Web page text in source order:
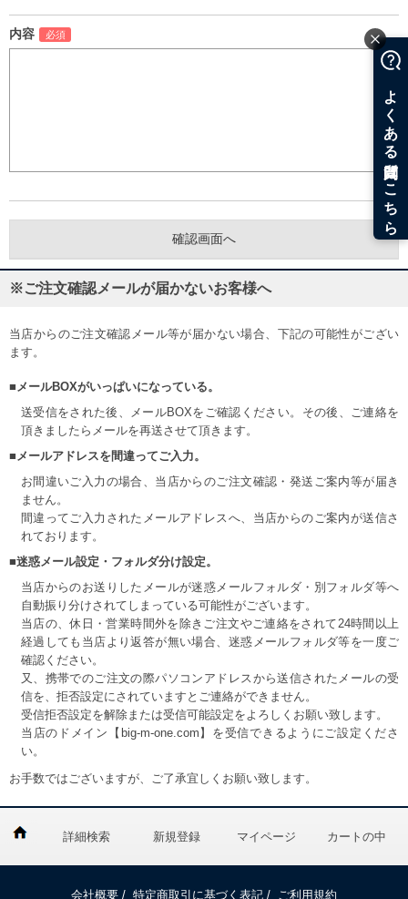
内容
※ご注文確認メールが届かないお客様へ
当店からのご注文確認メール等が届かない場合、下記の可能性がござい
ます。
■メールBOXがいっぱいになっている。
送受信をされた後、メールBOXをご確認ください。その後、ご連絡を
頂きましたらメールを再送させて頂きます。
■メールアドレスを間違ってご入力。
お間違いご入力の場合、当店からのご注文確認・発送ご案内等が届き
ません。
間違ってご入力されたメールアドレスへ、当店からのご案内が送信さ
れております。
■迷惑メール設定・フォルダ分け設定。
当店からのお送りしたメールが迷惑メールフォルダ・別フォルダ等へ
自動振り分けされてしまっている可能性がございます。
当店の、休日・営業時間外を除きご注文やご連絡をされて24時間以上
経過しても当店より返答が無い場合、迷惑メールフォルダ等を一度ご
確認ください。
又、携帯でのご注文の際パソコンアドレスから送信されたメールの受
信を、拒否設定にされていますとご連絡ができません。
受信拒否設定を解除または受信可能設定をよろしくお願い致します。
当店のドメイン【big-m-one.com】を受信できるようにご設定くださ
い。
お手数ではございますが、ご了承宜しくお願い致します。
詳細検索 新規登録 マイページ カートの中
会社概要 / 特定商取引に基づく表記 / ご利用規約